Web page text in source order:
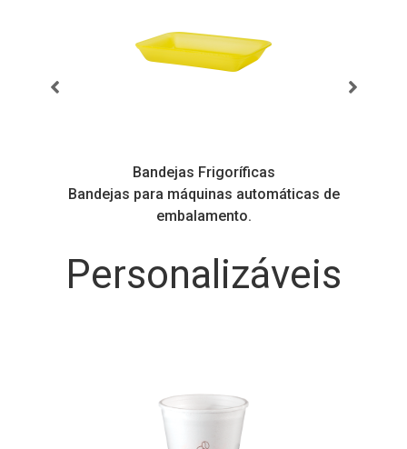
Bandejas Frigoríficas
Bandejas para máquinas automáticas de
embalamento.
Personalizáveis